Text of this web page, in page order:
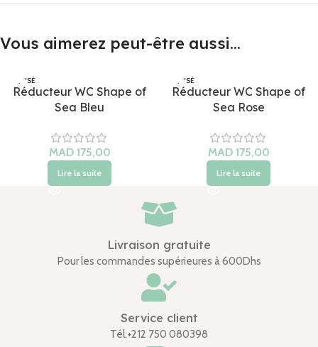
Vous aimerez peut-être aussi…
ÉPUISÉ
Réducteur WC Shape of
Sea Bleu
Lire la suite
ÉPUISÉ
Réducteur WC Shape of
Sea Rose
Lire la suite
Livraison gratuite
Pour les commandes supérieures à 600Dhs
Service client
Tél.+212 750 080398